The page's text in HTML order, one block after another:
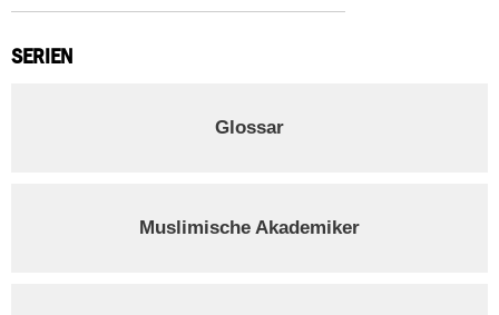
SERIEN
Glossar
Muslimische Akademiker